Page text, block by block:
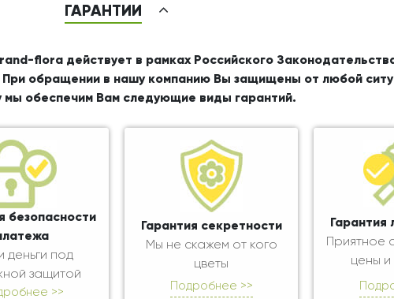
ГАРАНТИИ
flora действует в рамках Российского
При обращении в нашу компанию Вы защищены от любой
мы обеспечим Вам следующие виды гарантий.
безопасности
деньги под
защитой
>>
Гарантия секретности
Мы не скажем от кого
цветы
Подробнее >>
Гарантия
Приятное
цены и